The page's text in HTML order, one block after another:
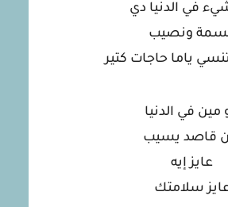
في الدنيا دي
ونصيب
ياما حاجات كتير
مين في الدنيا
قاصد يسيب
عايز إيه
سلامتك